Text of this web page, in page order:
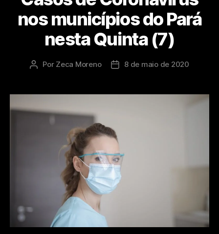
nos municípios do Pará
nesta Quinta (7)
Por Zeca Moreno 8 de maio de 2020